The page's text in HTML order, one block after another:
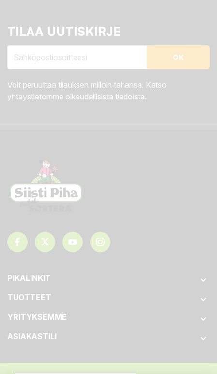
TILAA UUTISKIRJE
Voit peruuttaa tilauksen milloin tahansa. Katso
yhteystietomme oikeudellisista tiedoista.
PIKALINKIT 
TUOTTEET 
YRITYKSEMME 
ASIAKASTILI 